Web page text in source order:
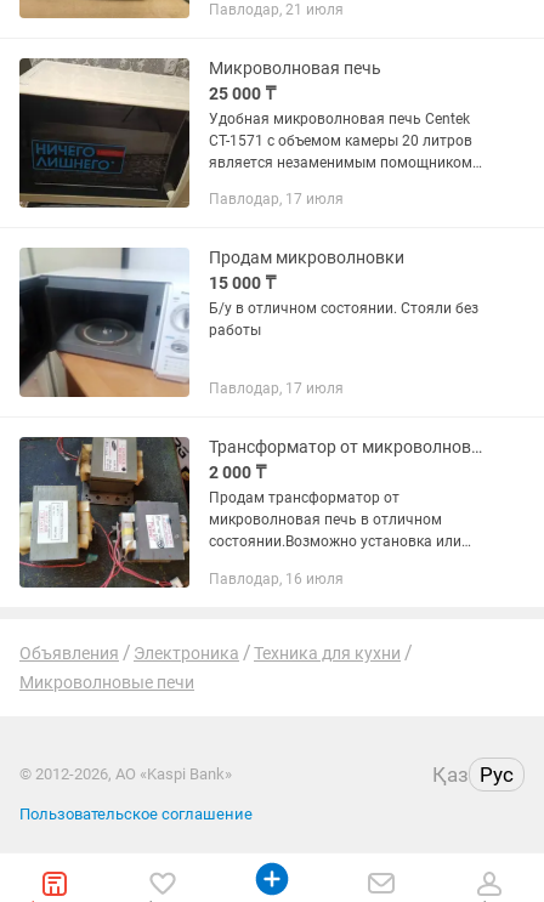
Павлодар, 21 июля
Микроволновая печь
25 000 ₸
Удобная микроволновая печь Centek
CT-1571 с объемом камеры 20 литров
является незаменимым помощником
выполняет задачи по приготовлению,
Павлодар, 17 июля
Продам микроволновки
15 000 ₸
Б/у в отличном состоянии. Стояли без
работы
Павлодар, 17 июля
Трансформатор от микроволновая печь
2 000 ₸
Продам трансформатор от
микроволновая печь в отличном
состоянии.Возможно установка или
Павлодар, 16 июля
Объявления Электроника
Техника для кухни
Микроволновые печи
© 2012-2026, АО «Kaspi Bank» Қаз Рус
Пользовательское соглашение